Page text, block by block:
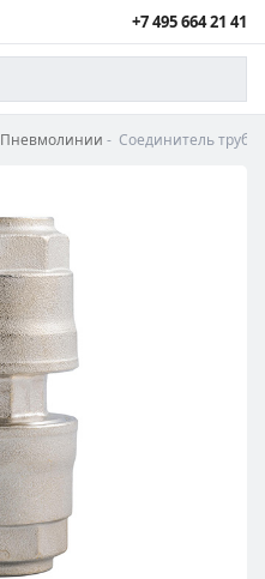
+7 495 664 21 41
Пневмолинии Соединитель трубы